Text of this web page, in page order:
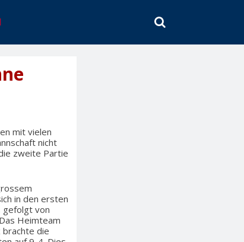
SEARCH
mit vielen
nicht
zweite Partie
in den ersten
gefolgt von
Heimteam
brachte die